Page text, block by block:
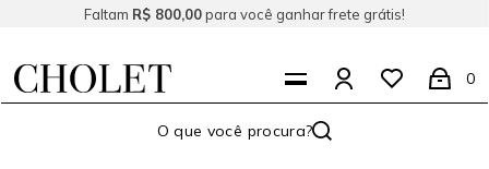
Faltam R$ 800,00para você ganhar frete grátis!
0